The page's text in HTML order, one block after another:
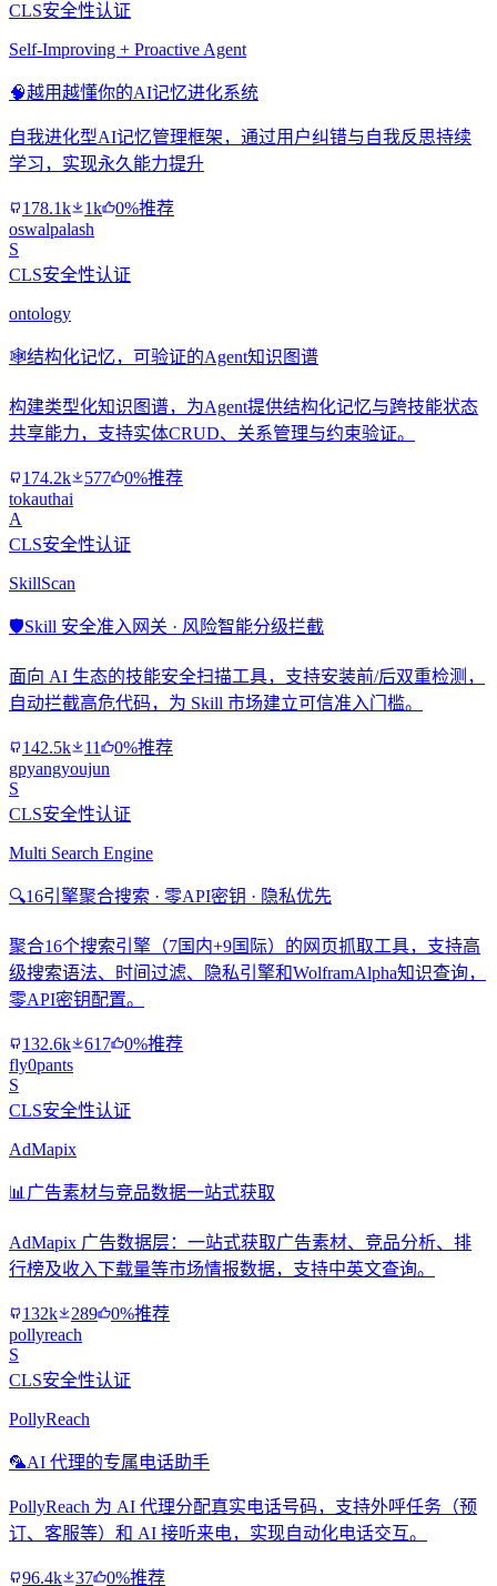
CLS安全性认证
Self-Improving + Proactive Agent
🧠越用越懂你的AI记忆进化系统
自我进化型AI记忆管理框架，通过用户纠错与自我反思持续
学习，实现永久能力提升
178.1k 1k
0%推荐
oswalpalash
S
CLS安全性认证
ontology
🕸️结构化记忆，可验证的Agent知识图谱
构建类型化知识图谱，为Agent提供结构化记忆与跨技能状态
共享能力，支持实体CRUD、关系管理与约束验证。
174.2k 577
0%推荐
tokauthai
A
CLS安全性认证
SkillScan
🛡️Skill 安全准入网关 · 风险智能分级拦截
面向 AI 生态的技能安全扫描工具，支持安装前/后双重检测，
自动拦截高危代码，为 Skill 市场建立可信准入门槛。
142.5k 11
0%推荐
gpyangyoujun
S
CLS安全性认证
Multi Search Engine
🔍16引擎聚合搜索 · 零API密钥 · 隐私优先
聚合16个搜索引擎（7国内+9国际）的网页抓取工具，支持高
级搜索语法、时间过滤、隐私引擎和WolframAlpha知识查询，
零API密钥配置。
132.6k 617
0%推荐
fly0pants
S
CLS安全性认证
AdMapix
📊 广告素材与竞品数据一站式获取
AdMapix 广告数据层：一站式获取广告素材、竞品分析、排
行榜及收入下载量等市场情报数据，支持中英文查询。
132k 289
0%推荐
pollyreach
S
CLS安全性认证
PollyReach
🦜AI 代理的专属电话助手
PollyReach 为 AI 代理分配真实电话号码，支持外呼任务（预
订、客服等）和 AI 接听来电，实现自动化电话交互。
96.4k 37 0%推荐